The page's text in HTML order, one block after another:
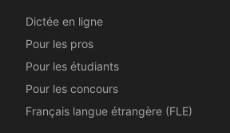
Dictée en ligne
Pour les pros
Pour les étudiants
Pour les concours
Français langue étrangère (FLE)